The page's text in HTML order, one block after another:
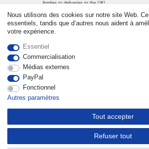
Applies to deliveries to the UK!
Nous utilisons des cookies sur notre site Web.
essentiels, tandis que d’autres nous aident à
votre expérience.
Essentiel
Commercialisation
Médias externes
PayPal
Fonctionnel
Autres paramètres
Tout accepter
Refuser tout
Rétracter le contrat ici